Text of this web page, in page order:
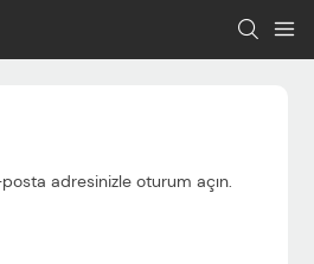
posta adresinizle oturum açın.